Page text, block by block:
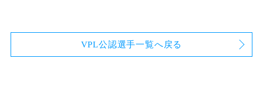
VPL公認選手一覧へ戻る